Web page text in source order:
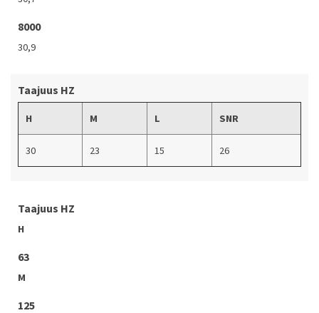
8000
30,9
Taajuus HZ
H M L SNR
30 23 15 26
Taajuus HZ
H
63
M
125